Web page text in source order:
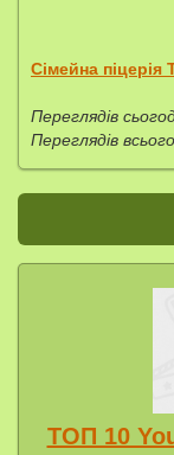
Сімейна піцерія
Переглядів
Переглядів
ТОП 10